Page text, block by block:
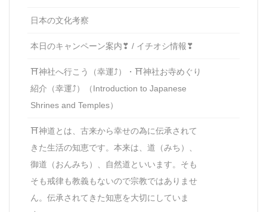
日本の文化考察
本日のキャンペーン案内❣ / イチオシ情報❣
⛩神社へ行こう（幸運⤴）・⛩神社お寺めぐり
紹介（幸運⤴）（Introduction to Japanese
Shrines and Temples）
⛩神道とは、古来から幸せの為に伝承されて
きた生活の知恵です。本来は、道（みち）、
御道（おんみち）、自然道といいます。そも
そも戒律も教義もないので宗教ではありませ
ん。伝承されてきた知恵を大切にしていま